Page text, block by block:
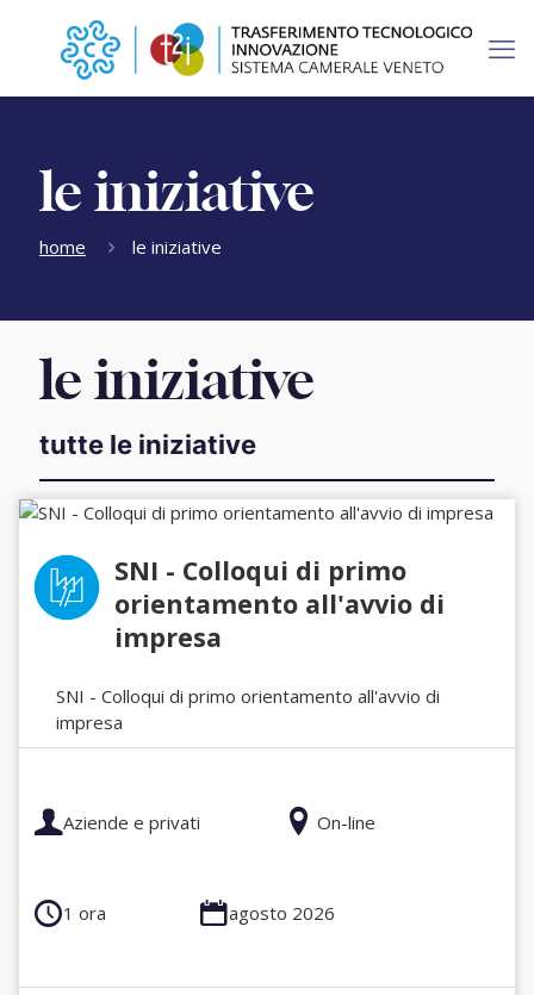
le iniziative
home le iniziative
le iniziative
tutte le iniziative
SNI - Colloqui di primo
orientamento all'avvio di
impresa
SNI - Colloqui di primo orientamento all'avvio di
impresa
Aziende e privati On-line
1 ora agosto 2026